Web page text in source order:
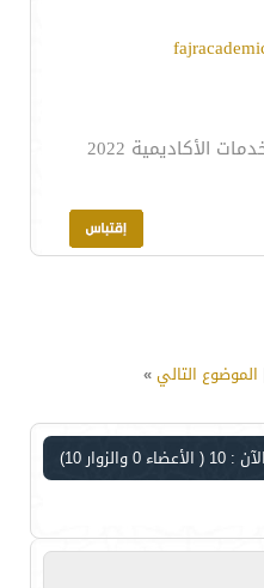
الأكاديمية 2022
الموضوع التالي»
: 10 ( الأعضاء 0 والزوار 10)